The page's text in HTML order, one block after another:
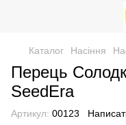
Каталог Насіння
Перець
SeedEra
Артикул: 00123